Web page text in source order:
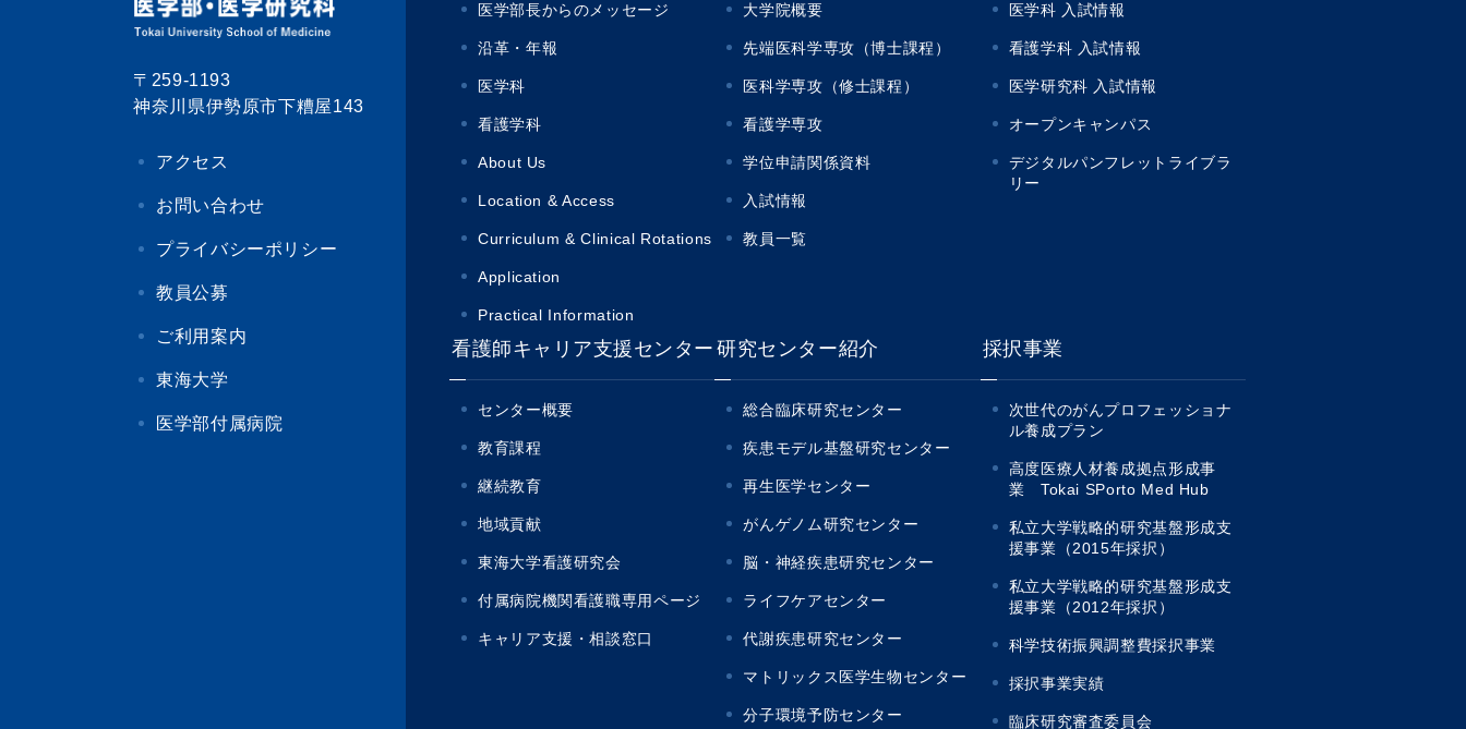
〒259-1193
神奈川県伊勢原市下糟屋143
アクセス
お問い合わせ
プライバシーポリシー
教員公募
ご利用案内
東海大学
医学部付属病院
医学部長からのメッセージ
沿革・年報
医学科
看護学科
About Us
Location & Access
Curriculum & Clinical Rotations
Application
Practical Information
大学院概要
先端医科学専攻（博士課程）
医科学専攻（修士課程）
看護学専攻
学位申請関係資料
入試情報
教員一覧
医学科 入試情報
看護学科 入試情報
医学研究科 入試情報
オープンキャンパス
デジタルパンフレットライブラ
リー
看護師キャリア支援センター
センター概要
教育課程
継続教育
地域貢献
東海大学看護研究会
付属病院機関看護職専用ページ
キャリア支援・相談窓口
研究センター紹介
総合臨床研究センター
疾患モデル基盤研究センター
再生医学センター
がんゲノム研究センター
脳・神経疾患研究センター
ライフケアセンター
代謝疾患研究センター
マトリックス医学生物センター
分子環境予防センター
採択事業
次世代のがんプロフェッショナ
ル養成プラン
高度医療人材養成拠点形成事
業 Tokai SPorto Med Hub
私立大学戦略的研究基盤形成支
援事業（2015年採択）
私立大学戦略的研究基盤形成支
援事業（2012年採択）
科学技術振興調整費採択事業
採択事業実績
臨床研究審査委員会